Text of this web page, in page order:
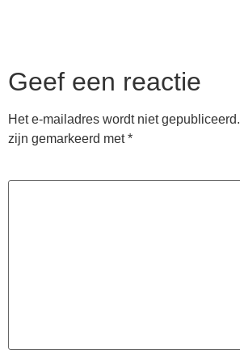
Geef een reactie
Het e-mailadres wordt niet gepubliceerd.
zijn gemarkeerd met*